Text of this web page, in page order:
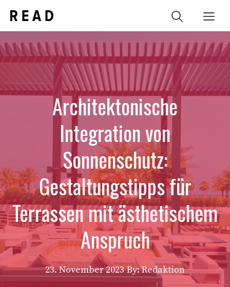
Inhalt
springen
Architektonische
Integration von
Sonnenschutz:
Gestaltungstipps für
Terrassen mit ästhetischem
Anspruch
23. November 2023 By: Redaktion